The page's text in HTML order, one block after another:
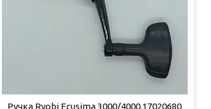
Ручка Ryobi Ecusima 3000/4000,17020680